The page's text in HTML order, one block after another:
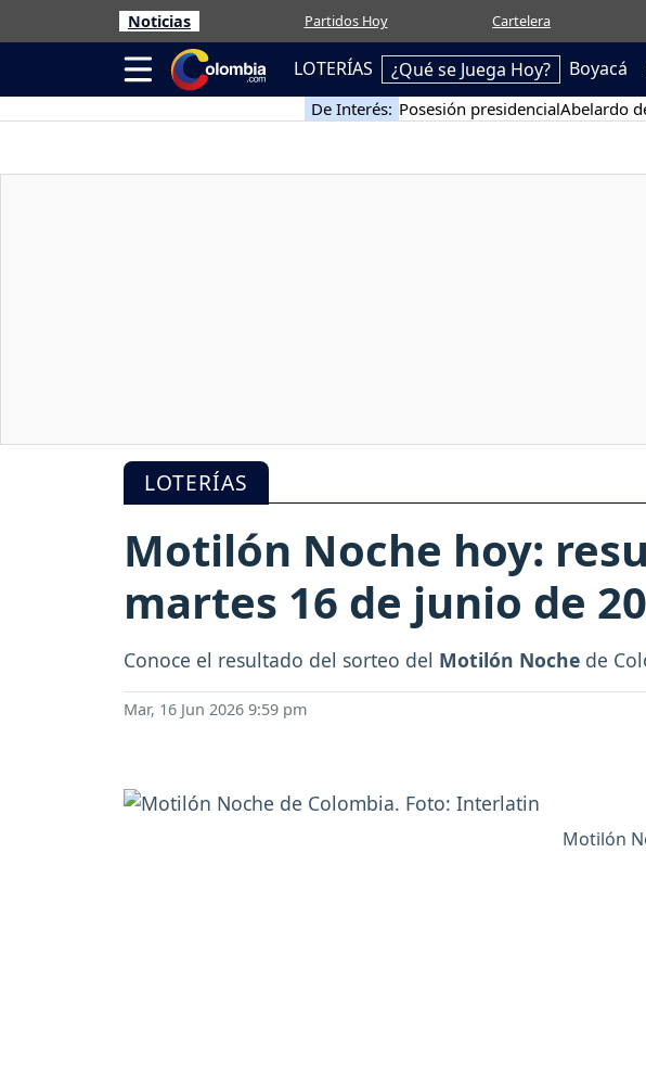
Noticias Partidos Hoy Cartelera
LOTERÍAS ¿Qué se Juega Hoy? Boyacá
De Interés: Posesión presidencialAbelardo
LOTERÍAS
Motilón Noche hoy:
martes 16 de junio de
Conoce el resultado del sorteo del Motilón Noche de
Mar, 16 Jun 2026 9:59 pm
Motilón